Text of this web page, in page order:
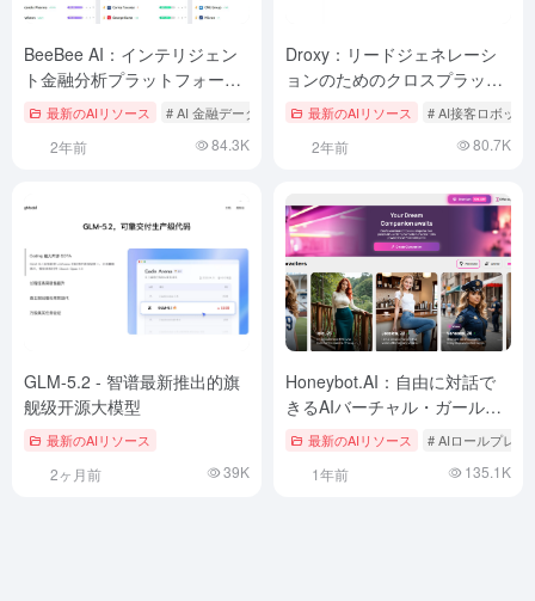
BeeBee AI：インテリジェン
ト金融分析プラットフォー
ム、米国株決算、会議、影響
分析
最新のAIリソース # AI 金融データ分析
2年前 84.3K
Droxy：リードジェネレーシ
ョンのためのクロスプラット
フォームのインテリジェント
カスタマーサービスソリュー
ション
最新のAIリソース # AI接客ロボット
2年前 80.7K
GLM-5.2 - 智谱最新推出的旗
舰级开源大模型
最新のAIリソース
2ヶ月前 39K
Honeybot.AI：自由に対話で
きるAIバーチャル・ガールフ
レンド
最新のAIリソース # AIロールプレイ
1年前 135.1K